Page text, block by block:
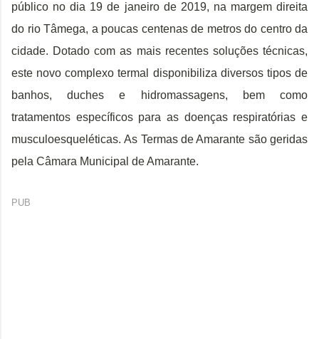
público no dia 19 de janeiro de 2019, na margem direita
do rio Tâmega, a poucas centenas de metros do centro da
cidade. Dotado com as mais recentes soluções técnicas,
este novo complexo termal disponibiliza diversos tipos de
banhos, duches e hidromassagens, bem como
tratamentos específicos para as doenças respiratórias e
musculoesqueléticas. As Termas de Amarante são geridas
pela Câmara Municipal de Amarante.
PUB